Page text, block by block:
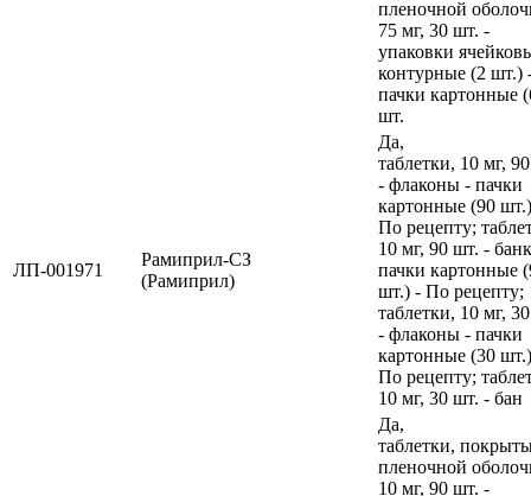
пленочной
75 мг, 30 шт. -
упаковки
контурные (2 шт.)
пачки картонные
шт.
ЛП-001971
Рамиприл-СЗ
(Рамиприл)
Да,
таблетки, 10 мг,
- флаконы - пачки
картонные (90
По рецепту;
10 мг, 90 шт. -
пачки картонные
шт.) - По рецепту;
таблетки, 10 мг,
- флаконы - пачки
картонные (30
По рецепту;
10 мг, 30 шт. - бан
Да,
таблетки,
пленочной
10 мг, 90 шт. -